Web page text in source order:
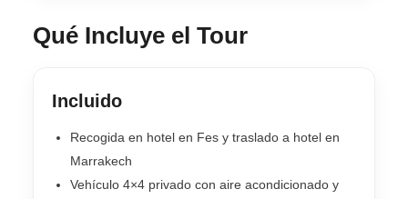
Qué Incluye el Tour
Incluido
Recogida en hotel en Fes y traslado a hotel en
Marrakech
Vehículo 4×4 privado con aire acondicionado y